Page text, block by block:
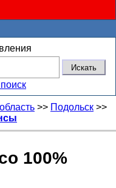
>> Подольск >>
100%